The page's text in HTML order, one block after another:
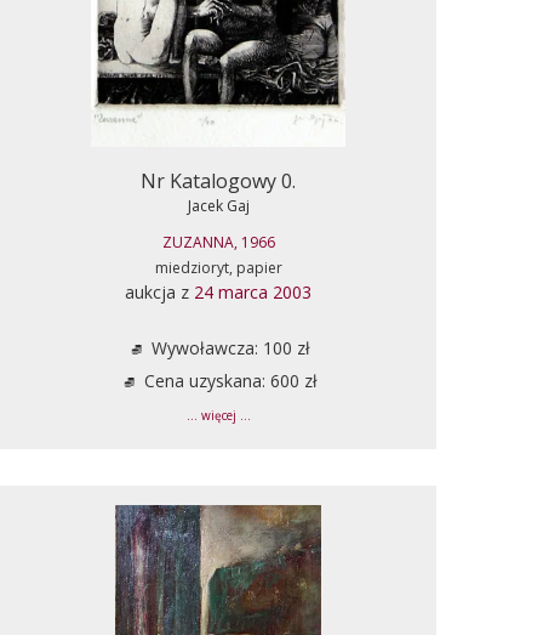
Nr Katalogowy 0.
Jacek Gaj
ZUZANNA, 1966
miedzioryt, papier
aukcja z 24 marca 2003
Wywoławcza: 100 zł
Cena uzyskana: 600 zł
... więcej ...